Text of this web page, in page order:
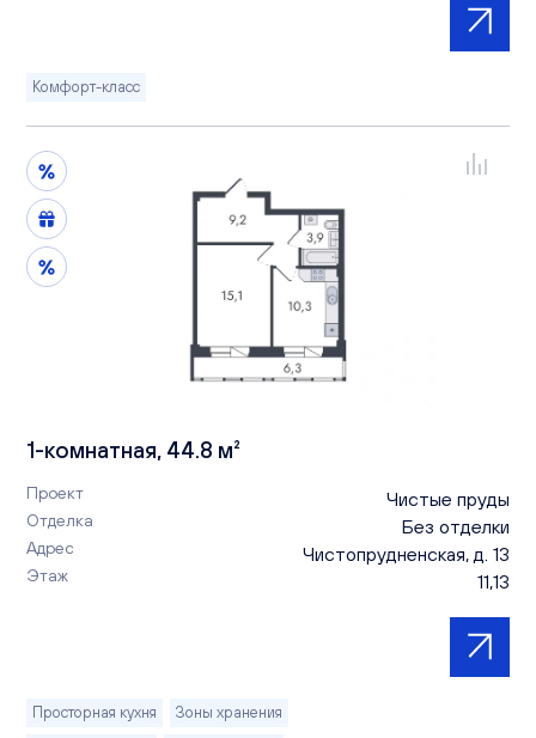
Комфорт-класс
1-комнатная, 44.8 м²
Проект Чистые пруды
Отделка Без отделки
Адрес Чистопрудненская, д. 13
Этаж 11,13
Просторная кухня
Зоны хранения